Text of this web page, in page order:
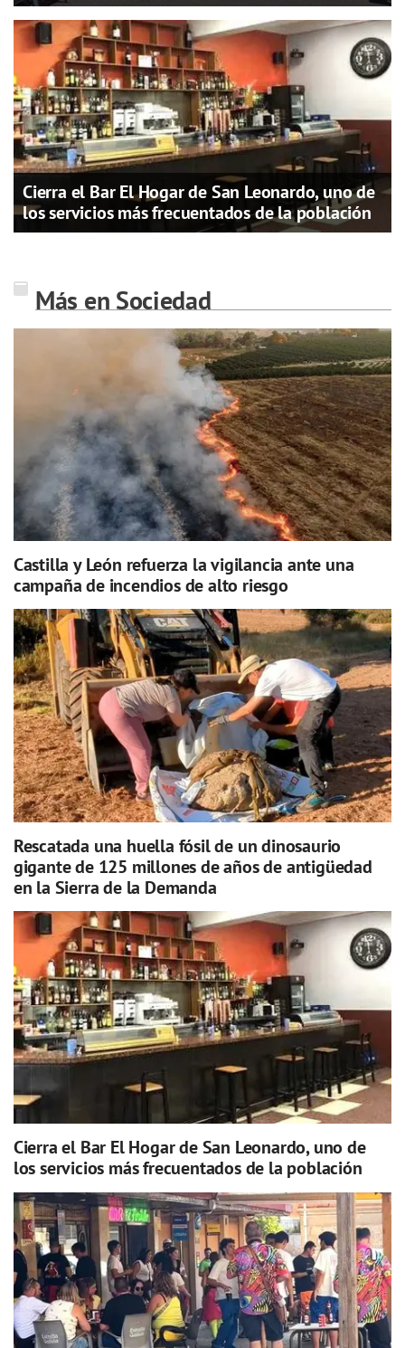
Cierra el Bar El Hogar de San Leonardo, uno de
los servicios más frecuentados de la población
Más en Sociedad
Castilla y León refuerza la vigilancia ante una
campaña de incendios de alto riesgo
Rescatada una huella fósil de un dinosaurio
gigante de 125 millones de años de antigüedad
en la Sierra de la Demanda
Cierra el Bar El Hogar de San Leonardo, uno de
los servicios más frecuentados de la población